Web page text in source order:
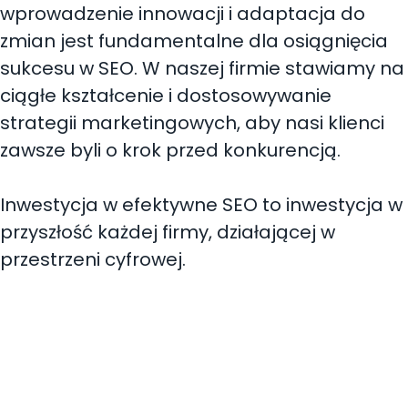
wprowadzenie innowacji i adaptacja do
zmian jest fundamentalne dla osiągnięcia
sukcesu w SEO. W naszej firmie stawiamy na
ciągłe kształcenie i dostosowywanie
strategii marketingowych, aby nasi klienci
zawsze byli o krok przed konkurencją.
Inwestycja w efektywne SEO to inwestycja w
przyszłość każdej firmy, działającej w
przestrzeni cyfrowej.